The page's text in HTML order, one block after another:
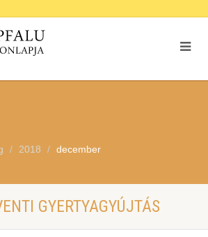
2018 december
GYERTYAGYÚJTÁS